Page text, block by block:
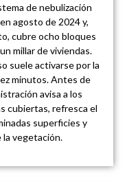
de nebulización
agosto de 2024 y,
cubre ocho bloques
millar de viviendas.
suele activarse por la
minutos. Antes de
avisa a los
cubiertas, refresca el
superficies y
la vegetación.